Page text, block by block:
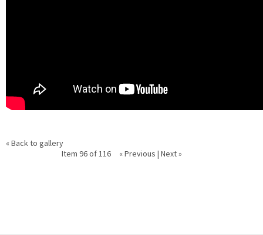
« Back to gallery
Item 96 of 116
« Previous | Next »